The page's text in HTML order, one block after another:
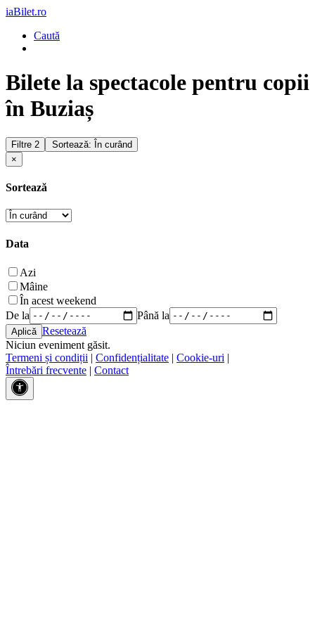
iaBilet.ro
Caută
Bilete la spectacole pentru copii
în Buziaș
Filtre 2
Sortează: În curând
×
Sortează
Data
Azi
Mâine
În acest weekend
De la
Până la
Resetează
Niciun eveniment găsit.
Termeni și condiții | Confidențialitate | Cookie-uri |
Întrebări frecvente | Contact